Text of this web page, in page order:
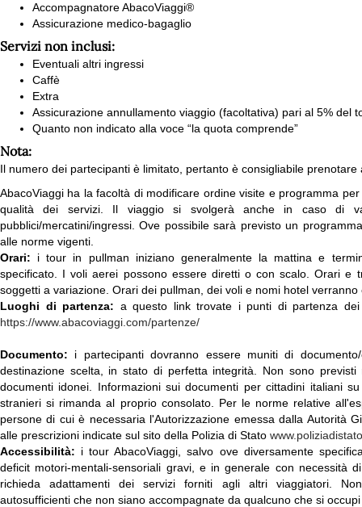
Accompagnatore AbacoViaggi®
Assicurazione medico-bagaglio
Servizi non inclusi:
Eventuali altri ingressi
Caffè
Extra
Assicurazione annullamento viaggio (facoltativa) pari al 5% del
Quanto non indicato alla voce “la quota comprende”
Nota:
Il numero dei partecipanti è limitato, pertanto è consigliabile prenotare
AbacoViaggi ha la facoltà di modificare ordine visite e programma
qualità dei servizi. Il viaggio si svolgerà anche in caso di
pubblici/mercatini/ingressi. Ove possibile sarà previsto un
alle norme vigenti.
Orari: i tour in pullman iniziano generalmente la mattina e
specificato. I voli aerei possono essere diretti o con scalo. Orari e
soggetti a variazione. Orari dei pullman, dei voli e nomi hotel
Luoghi di partenza: a questo link trovate i punti di partenza
https://www.abacoviaggi.com/partenze/
Documento: i partecipanti dovranno essere muniti di
destinazione scelta, in stato di perfetta integrità. Non sono
documenti idonei. Informazioni sui documenti per cittadini italiani
stranieri si rimanda al proprio consolato. Per le norme relative
persone di cui è necessaria l'Autorizzazione emessa dalla Autorità
alle prescrizioni indicate sul sito della Polizia di Stato
Accessibilità: i tour AbacoViaggi, salvo ove diversamente
deficit motori-mentali-sensoriali gravi, e in generale con necessità
richieda adattamenti dei servizi forniti agli altri viaggiatori.
autosufficienti che non siano accompagnate da qualcuno che si